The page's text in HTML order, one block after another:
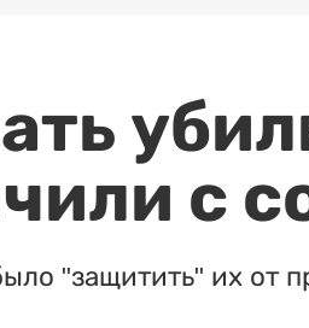
с
"защитить" их от